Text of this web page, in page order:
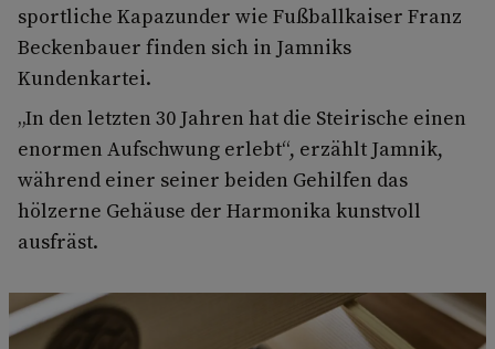
sportliche Kapazunder wie Fußballkaiser Franz
Beckenbauer finden sich in Jamniks
Kundenkartei.
„In den letzten 30 Jahren hat die Steirische einen
enormen Aufschwung erlebt“, erzählt Jamnik,
während einer seiner beiden Gehilfen das
hölzerne Gehäuse der Harmonika kunstvoll
ausfräst.